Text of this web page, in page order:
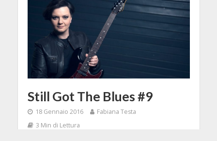
Still Got The Blues #9
18 Gennaio 2016
Fabiana Testa
3 Min di Lettura